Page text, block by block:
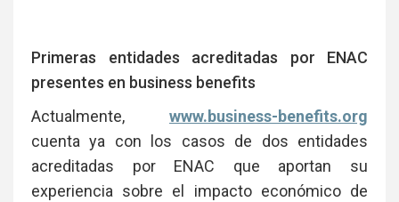
Primeras entidades acreditadas por ENAC
presentes en business benefits
Actualmente, www.business-benefits.org
cuenta ya con los casos de dos entidades
acreditadas por ENAC que aportan su
experiencia sobre el impacto económico de